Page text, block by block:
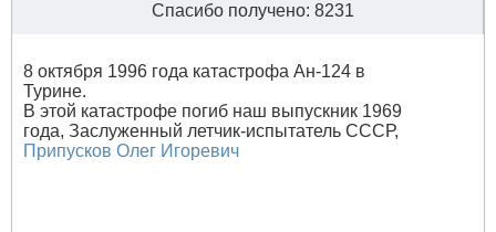
Спасибо получено: 8231
8 октября 1996 года катастрофа Ан-124 в
Турине.
В этой катастрофе погиб наш выпускник 1969
года, Заслуженный летчик-испытатель СССР,
Припусков Олег Игоревич